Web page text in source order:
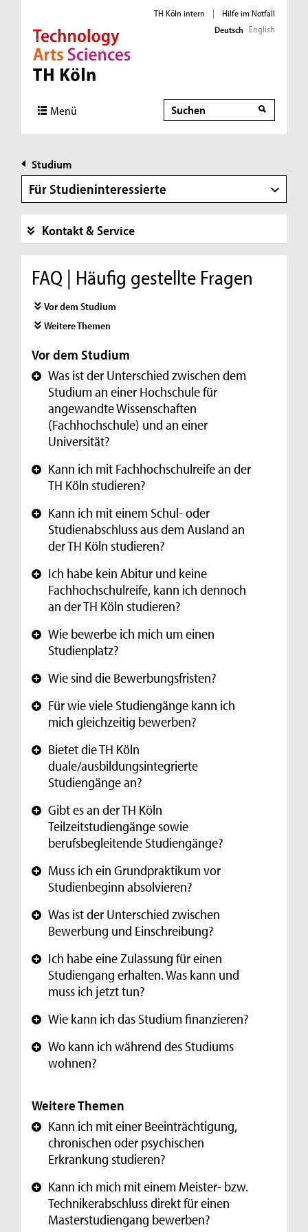
Direkt zur Hauptnavigation
Direkt zur Subnavigation
Direkt zum Inhalt
Direkt zum Fußbereich
TH Köln intern |
Hilfe im Notfall
Deutsch English
Menü Suche
Studium
Für Studieninteressierte
Kontakt & Service
FAQ | Häufig gestellte Fragen
Vor dem Studium
Weitere Themen
Vor dem Studium
+ Was ist der Unterschied zwischen dem
Studium an einer Hochschule für
angewandte Wissenschaften
(Fachhochschule) und an einer
Universität?
+ Kann ich mit Fachhochschulreife an der
TH Köln studieren?
+ Kann ich mit einem Schul- oder
Studienabschluss aus dem Ausland an
der TH Köln studieren?
+ Ich habe kein Abitur und keine
Fachhochschulreife, kann ich dennoch
an der TH Köln studieren?
+ Wie bewerbe ich mich um einen
Studienplatz?
+ Wie sind die Bewerbungsfristen?
+ Für wie viele Studiengänge kann ich
mich gleichzeitig bewerben?
+ Bietet die TH Köln
duale/ausbildungsintegrierte
Studiengänge an?
+ Gibt es an der TH Köln
Teilzeitstudiengänge sowie
berufsbegleitende Studiengänge?
+ Muss ich ein Grundpraktikum vor
Studienbeginn absolvieren?
+ Was ist der Unterschied zwischen
Bewerbung und Einschreibung?
+ Ich habe eine Zulassung für einen
Studiengang erhalten. Was kann und
muss ich jetzt tun?
+ Wie kann ich das Studium finanzieren?
+ Wo kann ich während des Studiums
wohnen?
Weitere Themen
+ Kann ich mit einer Beeinträchtigung,
chronischen oder psychischen
Erkrankung studieren?
+ Kann ich mich mit einem Meister- bzw.
Technikerabschluss direkt für einen
Masterstudiengang bewerben?